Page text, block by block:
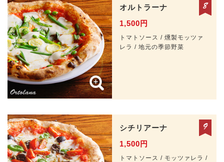
オルトラーナ
1,500円
トマトソース / 燻製モッツァ
レラ / 地元の季節野菜
シチリアーナ
1,500円
トマトソース / モッツァレラ /